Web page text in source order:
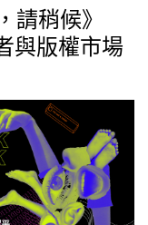
請稍候》
與版權市場